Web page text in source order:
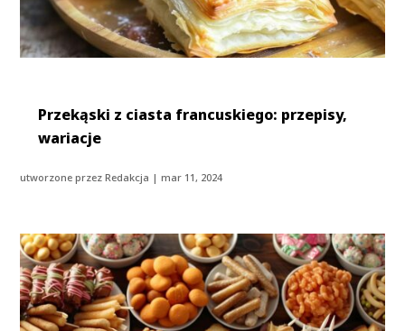
Przekąski z ciasta francuskiego: przepisy,
wariacje
utworzone przezRedakcja |mar 11, 2024